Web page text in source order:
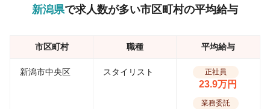
新潟県で求人数が多い市区町村の平均給与
市区町村 職種 平均給与
新潟市中央区 スタイリスト 正社員
23.9万円
業務委託